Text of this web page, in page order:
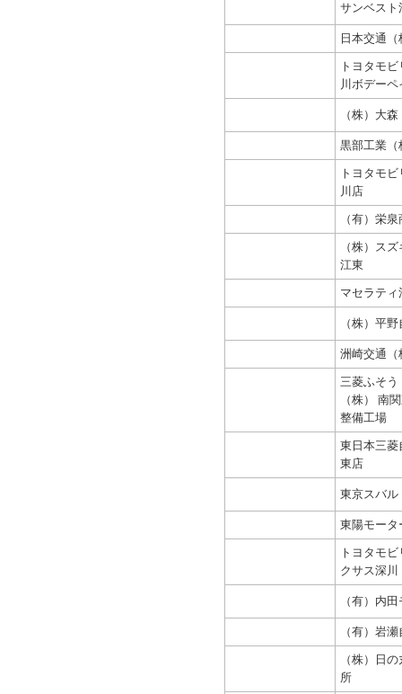
サンベスト
日本交通
トヨタモ
川ボデー
（株）大森
黒部工業（
トヨタモ
川店
（有）栄
（株）ス
江東
マセラティ
（株）平
洲崎交通（
三菱ふそう
（株） 南
整備工場
東日本三菱
東店
東京スバル
東陽モータ
トヨタモ
クサス深川
（有）内
（有）岩
（株）日
所